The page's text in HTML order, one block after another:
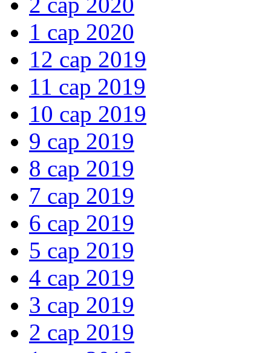
1 сар 2020
12 сар 2019
11 сар 2019
10 сар 2019
9 сар 2019
8 сар 2019
7 сар 2019
6 сар 2019
5 сар 2019
4 сар 2019
3 сар 2019
2 сар 2019